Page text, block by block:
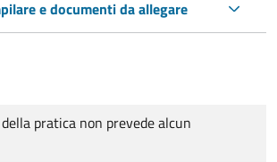
e documenti da allegare
pratica non prevede alcun